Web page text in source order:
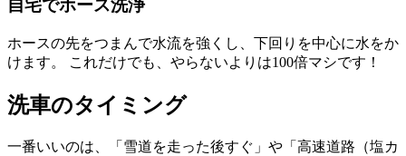
自宅でホース洗浄
ホースの先をつまんで水流を強くし、下回りを中心に水をか
けます。 これだけでも、やらないよりは100倍マシです！
洗車のタイミング
一番いいのは、「雪道を走った後すぐ」や「高速道路（塩カ